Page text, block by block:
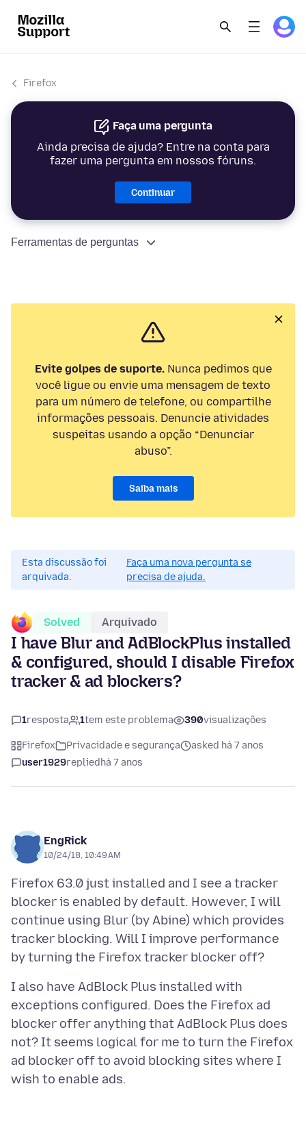
Firefox
Faça uma pergunta
Ainda precisa de ajuda? Entre na conta para
fazer uma pergunta em nossos fóruns.
Continuar
Ferramentas de perguntas
Evite golpes de suporte.Nunca pedimos que
você ligue ou envie uma mensagem de texto
para um número de telefone, ou compartilhe
informações pessoais. Denuncie atividades
suspeitas usando a opção “Denunciar
abuso”.
Saiba mais
Esta discussão foi
arquivada.
Faça uma nova pergunta se
precisa de ajuda.
Solved Arquivado
I have Blur and AdBlockPlus installed
& configured, should I disable Firefox
tracker & ad blockers?
1resposta 1tem este problema 390visualizações
Firefox Privacidade e segurança
asked há 7 anos
user1929replied há 7 anos
EngRick
10/24/18, 10:49 AM
Firefox 63.0 just installed and I see a tracker
blocker is enabled by default. However, I will
continue using Blur (by Abine) which provides
tracker blocking. Will I improve performance
I also have AdBlock Plus installed with
exceptions configured. Does the Firefox ad
blocker offer anything that AdBlock Plus does
not? It seems logical for me to turn the Firefox
ad blocker off to avoid blocking sites where I